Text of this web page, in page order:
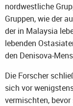
nordwestliche
Gruppen, wie der
der in Malaysia
lebenden
den Denisova-
Die Forscher
sich vor
vermischten,